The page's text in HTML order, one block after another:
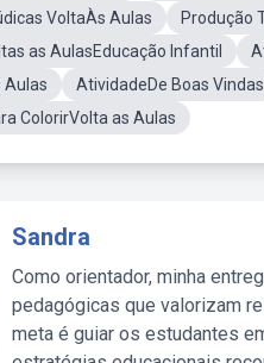
VoltaÀs Aulas
Produção
as AulasEducação Infantil
Aulas
AtividadeDe Boas Vindas
ColorirVolta as Aulas
Sandra
Como orientador, minha
pedagógicas que valorizam
meta é guiar os estudantes